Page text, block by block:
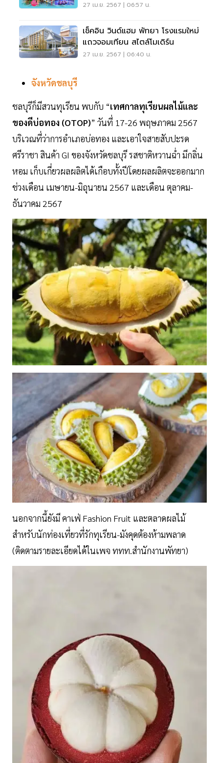
27 เม.ย. 2567 | 06:57 น.
เช็คอิน วินด์แฮม พัทยา โรงแรมใหม่
แถวจอมเทียน สไตล์โมเดิร์น
27 เม.ย. 2567 | 06:40 น.
จังหวัดชลบุรี
ชลบุรีก็มีสวนทุเรียน พบกับ “เทศกาลทุเรียนผลไม้และ
ของดีบ่อทอง (OTOP)” วันที่ 17-26 พฤษภาคม 2567
บริเวณที่ว่าการอำเภอบ่อทอง และเอาใจสายสับปะรด
ศรีราชา สินค้า GI ของจังหวัดชลบุรี รสชาติหวานฉ่ำ มีกลิ่น
หอม เก็บเกี่ยวผลผลิตได้เกือบทั้งปีโดยผลผลิตจะออกมาก
ช่วงเดือน เมษายน-มิถุนายน 2567 และเดือน ตุลาคม-
ธันวาคม 2567
นอกจากนี้ยังมี คาเฟ่ Fashion Fruit และตลาดผลไม้
สำหรับนักท่องเที่ยวที่รักทุเรียน-มังคุดต้องห้ามพลาด
(ติดตามรายละเอียดได้ในเพจ ททท.สำนักงานพัทยา)